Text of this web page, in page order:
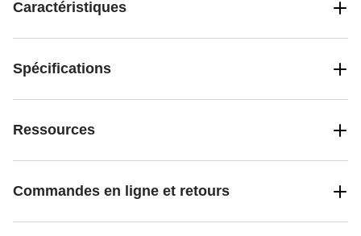
tâche.
Caractéristiques
Spécifications
Ressources
Commandes en ligne et retours